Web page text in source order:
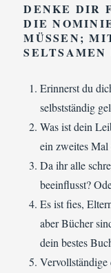
DENKE DIR
DIE
MÜSSEN;
SELTSAMEN
Erinnerst du
selbstständig
Was ist dein
ein zweites Mal
Da ihr alle
beeinflusst?
Es ist fies,
aber Bücher
dein bestes
Vervollständige